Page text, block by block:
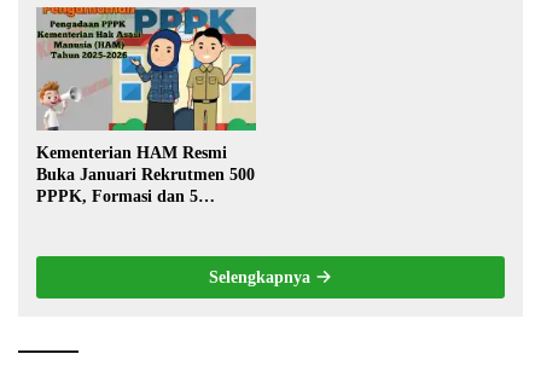
Warga
Kementerian HAM Resmi
Buka Januari Rekrutmen 500
PPPK, Formasi dan 5
Selengkapnya